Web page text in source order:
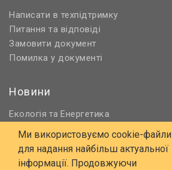
Написати в техпідтримку
Питання та відповіді
Замовити документ
Помилка у документі
Новини
Екологія та Енергетика
Нормативне регулювання
Будівництво та проєктування
Охорона праці та ПБ
Ми використовуємо cookie-файли
для надання найбільш актуальної
інформації. Продовжуючи